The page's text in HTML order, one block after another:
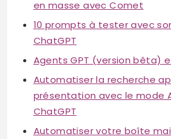
en masse avec Comet
10 prompts à tester avec
ChatGPT
Agents GPT (version bêta)
Automatiser la recherche
présentation avec le mode
ChatGPT
Automatiser votre boîte